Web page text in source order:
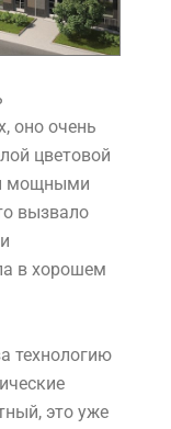
оно очень
цветовой
мощными
вызвало
в хорошем
технологию
это уже